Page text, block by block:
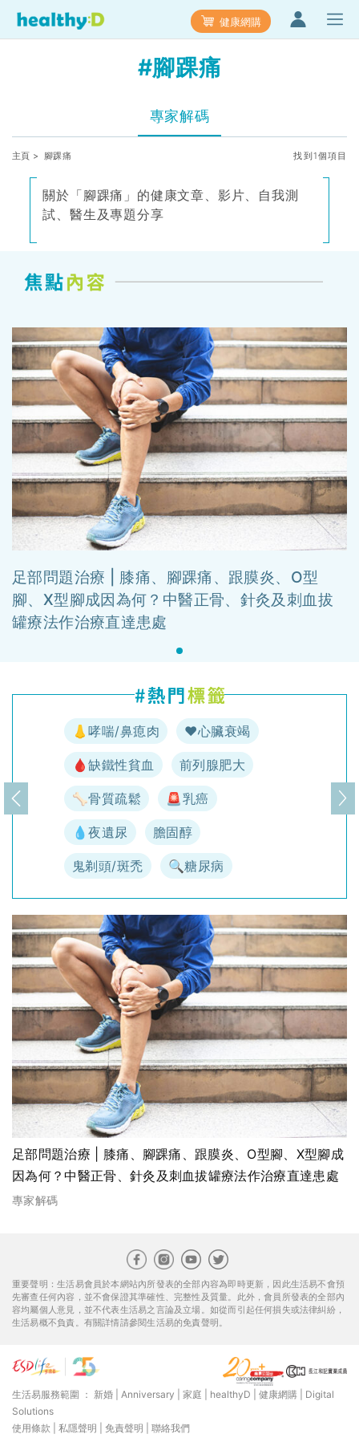
健康網購
#腳踝痛
專家解碼
主頁 > 腳踝痛 找到1個項目
關於「腳踝痛」的健康文章、影片、自我測
試、醫生及專題分享
足部問題治療 | 膝痛、腳踝痛、跟膜炎、O型
腳、X型腳成因為何？中醫正骨、針灸及刺血拔
罐療法作治療直達患處
👃哮喘/鼻瘜肉 ♥️心臟衰竭
🩸缺鐵性貧血 前列腺肥大
🦴骨質疏鬆 🚨乳癌
💧夜遺尿 膽固醇
鬼剃頭/斑禿 🔍糖尿病
上一頁 下
足部問題治療 | 膝痛、腳踝痛、跟膜炎、O型腳、X型腳成
因為何？中醫正骨、針灸及刺血拔罐療法作治療直達患處
專家解碼
重要聲明：生活易會員於本網站內所發表的全部內容為即時更新，因此生活易不會預
先審查任何內容，並不會保證其準確性、完整性及質量。此外，會員所發表的全部內
容均屬個人意見，並不代表生活易之言論及立場。如從而引起任何損失或法律糾紛，
生活易概不負責。有關詳情請參閱生活易的免責聲明。
生活易服務範圍 ： 新婚 Anniversary 家庭 healthyD 健康網購
Digital
Solutions
使用條款
私隱聲明 免責聲明 聯絡我們